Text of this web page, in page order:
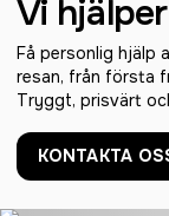
Vi
Få personlig hjälp
resan, från första
Tryggt, prisvärt
KONTAKTA